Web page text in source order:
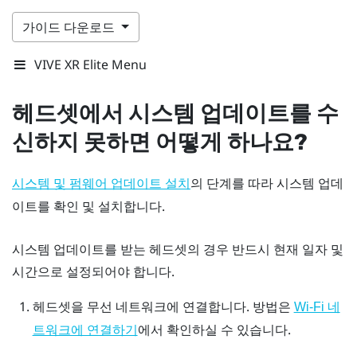
가이드 다운로드
VIVE XR Elite Menu
헤드셋에서 시스템 업데이트를 수
신하지 못하면 어떻게 하나요?
시스템 및 펌웨어 업데이트 설치 의 단계를 따라 시스템 업데
이트를 확인 및 설치합니다.
시스템 업데이트를 받는 헤드셋의 경우 반드시 현재 일자 및
시간으로 설정되어야 합니다.
헤드셋을 무선 네트워크에 연결합니다. 방법은 Wi‍-Fi 네
트워크에 연결하기 에서 확인하실 수 있습니다.